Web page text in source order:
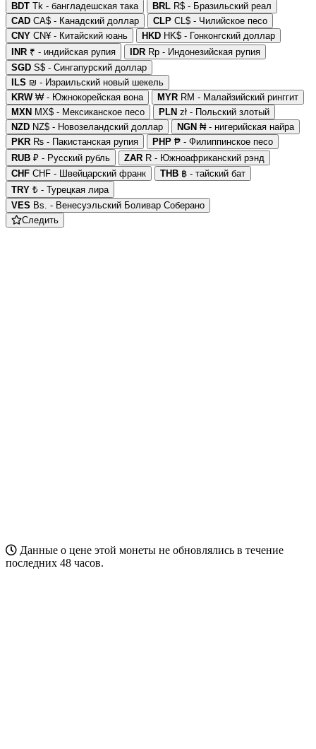
BDT Tk - бангладешская така BRL R$ - Бразильский реал
CAD CA$ - Канадский доллар CLP CL$ - Чилийское песо
CNY CN¥ - Китайский юань HKD HK$ - Гонконгский доллар
INR ₹ - индийская рупия IDR Rp - Индонезийская рупия
SGD S$ - Сингапурский доллар
ILS ₪ - Израильский новый шекель
KRW₩ - Южнокорейская вона MYR RM - Малайзийский ринггит
MXN MX$ - Мексиканское песо PLN zł - Польский злотый
NZD NZ$ - Новозеландский доллар NGN ₦ - нигерийская найра
PKR ₨ - Пакистанская рупия PHP ₱ - Филиппинское песо
RUB ₽ - Русский рубль ZAR R - Южноафриканский рэнд
CHF CHF - Швейцарский франк THB ฿ - тайский бат
TRY ₺ - Турецкая лира
VES Bs. - Венесуэльский Боливар Соберано
Следить
Данные о цене этой монеты не обновлялись в течение
последних 48 часов.